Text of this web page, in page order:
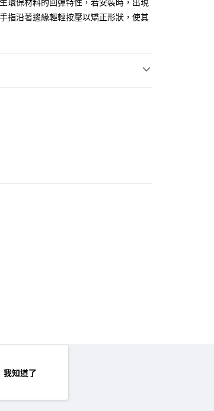
含以上)免運費
含以上)免運費
含以上)免運費
指沿著邊緣輕輕按壓以矯正形狀，使其
我知道了